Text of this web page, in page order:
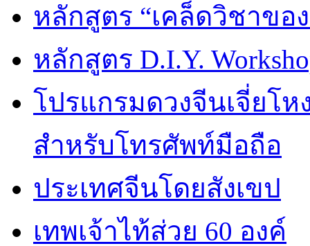
หลักสูตร “เคล็ดวิชาขอ
หลักสูตร D.I.Y.
โปรแกรมดวงจีนเจี่ยโห
สำหรับโทรศัพท์มือถือ
ประเทศจีนโดยสังเขป
เทพเจ้าไท้ส่วย 60 องค์